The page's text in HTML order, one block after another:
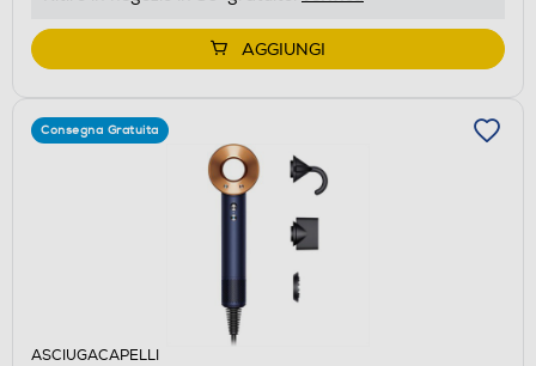
AGGIUNGI
Consegna Gratuita
ASCIUGACAPELLI